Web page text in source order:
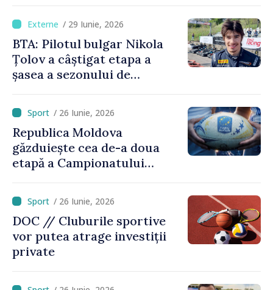
Divizia Trophy
/ 29 Iunie, 2026
BTA: Pilotul bulgar Nikola
Țolov a câștigat etapa a
șasea a sezonului de
/ 26 Iunie, 2026
Republica Moldova
găzduiește cea de-a doua
etapă a Campionatului
/ 26 Iunie, 2026
DOC // Cluburile sportive
vor putea atrage investiții
private